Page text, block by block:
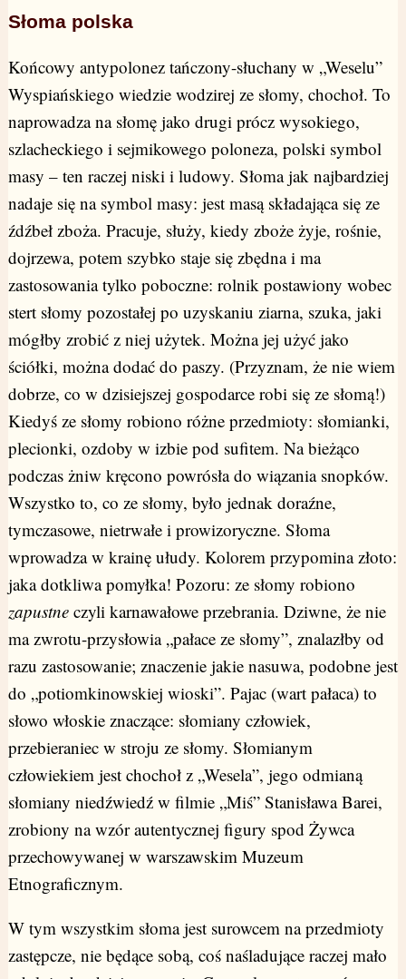
Słoma polska
Końcowy antypolonez tańczony-słuchany w „Weselu”
Wyspiańskiego wiedzie wodzirej ze słomy, chochoł. To
naprowadza na słomę jako drugi prócz wysokiego,
szlacheckiego i sejmikowego poloneza, polski symbol
masy – ten raczej niski i ludowy. Słoma jak najbardziej
nadaje się na symbol masy: jest masą składająca się ze
źdźbeł zboża. Pracuje, służy, kiedy zboże żyje, rośnie,
dojrzewa, potem szybko staje się zbędna i ma
zastosowania tylko poboczne: rolnik postawiony wobec
stert słomy pozostałej po uzyskaniu ziarna, szuka, jaki
mógłby zrobić z niej użytek. Można jej użyć jako
ściółki, można dodać do paszy. (Przyznam, że nie wiem
dobrze, co w dzisiejszej gospodarce robi się ze słomą!)
Kiedyś ze słomy robiono różne przedmioty: słomianki,
plecionki, ozdoby w izbie pod sufitem. Na bieżąco
podczas żniw kręcono powrósła do wiązania snopków.
Wszystko to, co ze słomy, było jednak doraźne,
tymczasowe, nietrwałe i prowizoryczne. Słoma
wprowadza w krainę ułudy. Kolorem przypomina złoto:
jaka dotkliwa pomyłka! Pozoru: ze słomy robiono
zapustneczyli karnawałowe przebrania. Dziwne, że nie
ma zwrotu-przysłowia „pałace ze słomy”, znalazłby od
razu zastosowanie; znaczenie jakie nasuwa, podobne jest
do „potiomkinowskiej wioski”. Pajac (wart pałaca) to
słowo włoskie znaczące: słomiany człowiek,
przebieraniec w stroju ze słomy. Słomianym
człowiekiem jest chochoł z „Wesela”, jego odmianą
słomiany niedźwiedź w filmie „Miś” Stanisława Barei,
zrobiony na wzór autentycznej figury spod Żywca
przechowywanej w warszawskim Muzeum
Etnograficznym.
W tym wszystkim słoma jest surowcem na przedmioty
zastępcze, nie będące sobą, coś naśladujące raczej mało